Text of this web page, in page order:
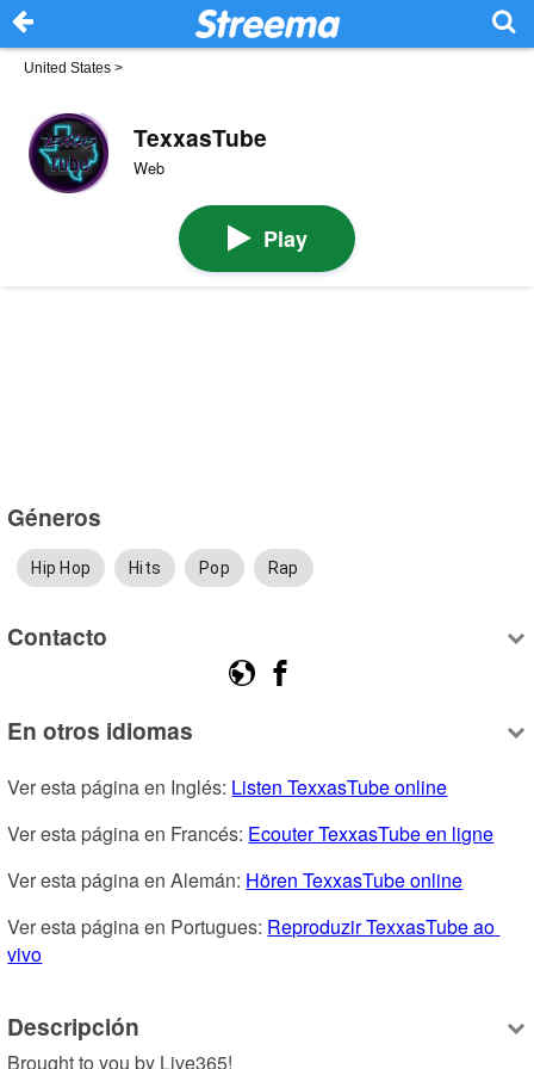
United States >
TexxasTube
Web
Play
Géneros
Hip Hop Hits Pop Rap
Contacto
En otros idiomas
Ver esta página en Inglés: Listen TexxasTube online
Ver esta página en Francés: Ecouter TexxasTube en ligne
Ver esta página en Alemán: Hören TexxasTube online
Ver esta página en Portugues: Reproduzir TexxasTube ao
vivo
Descripción
Brought to you by Live365!